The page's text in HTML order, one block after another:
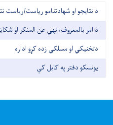
د نتایجو او شهادتنامو ریاست/ریاست
د امر بالمعروف، نهي عن المنکر او
دتخنیکي او مسلکي زده کړو اداره
یونسکو دفتر په کابل کې